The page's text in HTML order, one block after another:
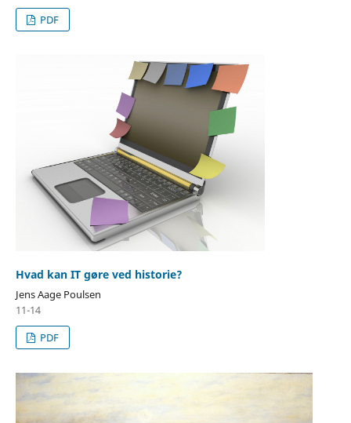
PDF
Hvad kan IT gøre ved historie?
Jens Aage Poulsen
11-14
PDF